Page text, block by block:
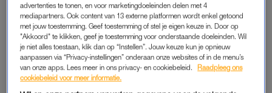
advertenties te tonen, en voor marketingdoeleinden delen met 4
mediapartners. Ook content van 13 externe platformen wordt enkel getoond
met jouw toestemming. Geef toestemming of stel je eigen keuze in. Door op
"Akkoord" te klikken, geef je toestemming voor onderstaande doeleinden. Wil
je niet alles toestaan, klik dan op “Instellen”. Jouw keuze kun je opnieuw
aanpassen via “Privacy-instellingen” onderaan onze websites of in de menu’s
van onze apps. Lees meer in ons privacy- en cookiebeleid.
Raadpleeg ons
cookiebeleid voor meer informatie.